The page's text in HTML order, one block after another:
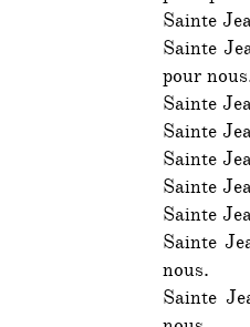
Sainte
Sainte
pour
Sainte
Sainte
Sainte
Sainte
Sainte
Sainte
nous.
Sainte